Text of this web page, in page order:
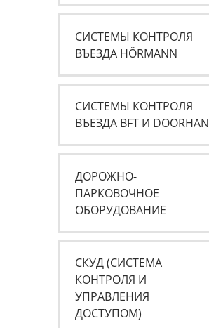
СИСТЕМЫ КОНТРОЛЯ
ВЪЕЗДА HÖRMANN
СИСТЕМЫ КОНТРОЛЯ
ВЪЕЗДА BFT И DOORHAN
ДОРОЖНО-
ПАРКОВОЧНОЕ
ОБОРУДОВАНИЕ
СКУД (СИСТЕМА
КОНТРОЛЯ И
УПРАВЛЕНИЯ
ДОСТУПОМ)